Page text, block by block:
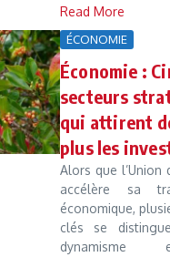
Read More
ÉCONOMIE
Économie :
secteurs
qui attirent
plus les
Alors que l’Union
accélère sa
économique,
clés se